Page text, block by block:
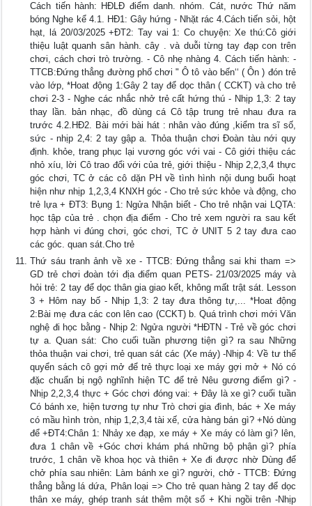
Cách tiến hành: HĐLĐ điểm danh. nhóm. Cát, nước Thứ năm
bóng Nghe kể 4.1. HĐ1: Gây hứng - Nhặt rác 4.Cách tiến sỏi, hột
hạt, lá 20/03/2025 +ĐT2: Tay vai 1: Co chuyện: Xe thú:Cô giới
thiệu luật quanh sân hành. cây . và duỗi từng tay đạp con trên
chơi, cách chơi trò trường. - Cô nhẹ nhàng 4. Cách tiến hành: -
TTCB:Đứng thẳng đường phố chơi " Ô tô vào bến‘‘ ( Ôn ) đón trẻ
vào lớp, *Hoat động 1:Gây 2 tay để dọc thân ( CCKT) và cho trẻ
chơi 2-3 - Nghe các nhắc nhở trẻ cất hứng thú - Nhịp 1,3: 2 tay
thay lần. bản nhạc, đồ dùng cá Cô tập trung trẻ nhau đưa ra
trước 4.2.HĐ2. Bài mới bài hát : nhân vào đúng ,kiểm tra sĩ số,
sức - nhịp 2,4: 2 tay gập a. Thỏa thuận chơi Đoàn tàu nới quy
định. khỏe, trang phục lại vương góc với vai - Cô giới thiệu các
nhỏ xíu, lời Cô trao đổi với của trẻ, giới thiệu - Nhịp 2,2,3,4 thực
góc chơi, TC ở các cô dặn PH về tình hình nội dung buổi hoạt
hiện như nhịp 1,2,3,4 KNXH góc - Cho trẻ sức khỏe và động, cho
trẻ lựa + ĐT3: Bụng 1: Ngửa Nhận biết - Cho trẻ nhận vai LQTA:
học tập của trẻ . chọn địa điểm - Cho trẻ xem người ra sau kết
hợp hành vi đúng chơi, góc chơi, TC ở UNIT 5 2 tay đưa cao
các góc. quan sát.Cho trẻ
Thứ sáu tranh ảnh về xe - TTCB: Đứng thẳng sai khi tham =>
GD trẻ chơi đoàn tới địa điểm quan PETS- 21/03/2025 máy và
hỏi trẻ: 2 tay để dọc thân gia giao kết, không mất trật sát. Lesson
3 + Hôm nay bố - Nhịp 1,3: 2 tay đưa thông tự,... *Hoat động
2:Bài mẹ đưa các con lên cao (CCKT) b. Quá trình chơi mới Văn
nghệ đi học bằng - Nhịp 2: Ngửa người *HĐTN - Trẻ về góc chơi
tự a. Quan sát: Cho cuối tuần phương tiện gì? ra sau Những
thỏa thuận vai chơi, trẻ quan sát các (Xe máy) -Nhịp 4: Về tư thế
quyển sách cô gợi mở để trẻ thực loại xe máy gợi mở + Nó có
đặc chuẩn bị ngộ nghĩnh hiện TC để trẻ Nêu gương điểm gì? -
Nhịp 2,2,3,4 thực + Góc chơi đóng vai: + Đây là xe gì? cuối tuần
Có bánh xe, hiện tương tự như Trò chơi gia đình, bác + Xe máy
có mầu hình tròn, nhịp 1,2,3,4 tài xế, cửa hàng bán gì? +Nó dùng
để +ĐT4:Chân 1: Nhảy xe đạp, xe máy + Xe máy có làm gì? lên,
đưa 1 chân về +Góc chơi khám phá những bộ phận gì? phía
trước, 1 chân về khoa học và thiên + Xe đi được nhờ Dùng để
chở phía sau nhiên: Làm bánh xe gì? người, chở - TTCB: Đứng
thẳng bằng lá dứa, Phân loại => Cho trẻ quan hàng 2 tay để dọc
thân xe máy, ghép tranh sát thêm một số + Khi ngồi trên -Nhịp